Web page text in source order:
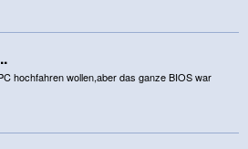
hochfahren wollen,aber das ganze BIOS war